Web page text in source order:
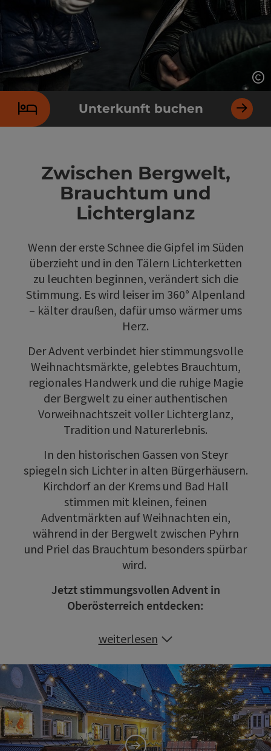
Unterkunft buchen
Zwischen Bergwelt,
Brauchtum und
Lichterglanz
Wenn der erste Schnee die Gipfel im Süden
überzieht und in den Tälern Lichterketten
zu leuchten beginnen, verändert sich die
Stimmung. Es wird leiser im 360° Alpenland
– kälter draußen, dafür umso wärmer ums
Herz.
Der Advent verbindet hier stimmungsvolle
Weihnachtsmärkte, gelebtes Brauchtum,
regionales Handwerk und die ruhige Magie
der Bergwelt zu einer authentischen
Vorweihnachtszeit voller Lichterglanz,
Tradition und Naturerlebnis.
In den historischen Gassen von Steyr
spiegeln sich Lichter in alten Bürgerhäusern.
Kirchdorf an der Krems und Bad Hall
stimmen mit kleinen, feinen
Adventmärkten auf Weihnachten ein,
während in der Bergwelt zwischen Pyhrn
und Priel das Brauchtum besonders spürbar
wird.
Jetzt stimmungsvollen Advent in
Oberösterreich entdecken:
weiterlesen